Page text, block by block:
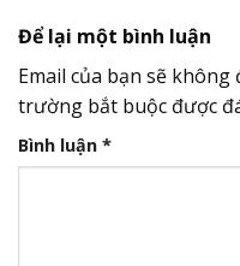
Để lại một bình luận
Email của bạn sẽ
trường bắt buộc được
Bình luận *